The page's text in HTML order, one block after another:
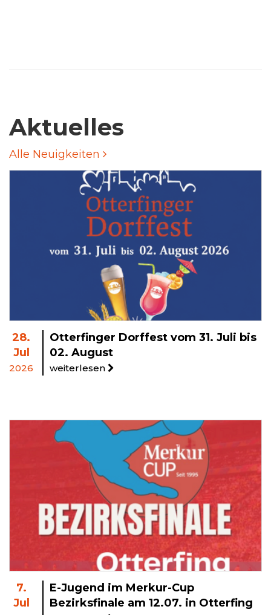
Aktuelles
Alle Neuigkeiten
28.
Jul
2026
Otterfinger Dorffest vom 31. Juli bis
02. August
weiterlesen
7.
Jul
E-Jugend im Merkur-Cup
Bezirksfinale am 12.07. in Otterfing